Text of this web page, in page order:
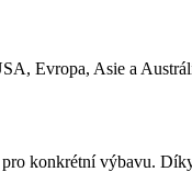
Evropa, Asie a
konkrétní výbavu.